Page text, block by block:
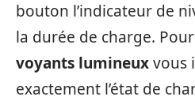
bouton l’indicateur de
la durée de charge.
voyants lumineuxvous
exactement l’état de